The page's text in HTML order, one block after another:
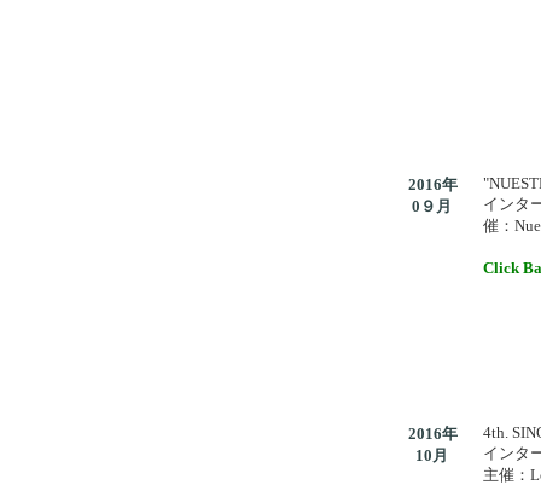
2016年
0９月
インタ
催：
Click
2016年
10月
4th.
インタ
主催：